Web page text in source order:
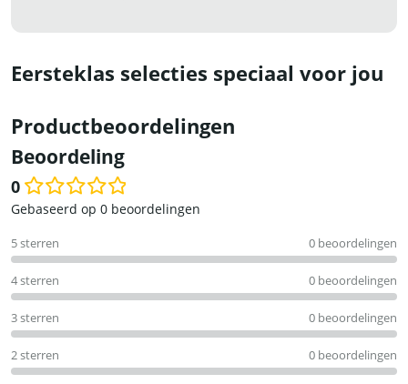
Eersteklas selecties speciaal voor jou
Productbeoordelingen
Beoordeling
0
Waardering
uit
5
Gebaseerd op 0 beoordelingen
5 sterren 0 beoordelingen
4 sterren 0 beoordelingen
3 sterren 0 beoordelingen
2 sterren 0 beoordelingen